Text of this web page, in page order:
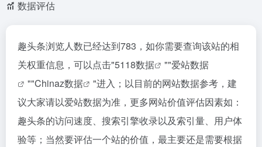
数据评估
趣头条浏览人数已经达到783，如你需要查询该站的相
关权重信息，可以点击"5118数据 ""爱站数据
""Chinaz数据
"进入；以目前的网站数据参考，建
议大家请以爱站数据为准，更多网站价值评估因素如：
趣头条的访问速度、搜索引擎收录以及索引量、用户体
验等；当然要评估一个站的价值，最主要还是需要根据